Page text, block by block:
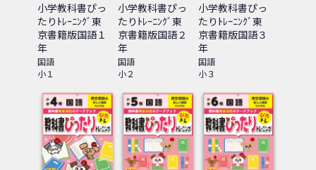
小学教科書ぴっ
たりﾄﾚｰﾆﾝｸﾞ東
京書籍版国語１
年
国語
小１
小学教科書ぴっ
たりﾄﾚｰﾆﾝｸﾞ東
京書籍版国語２
年
国語
小２
小学教科書ぴっ
たりﾄﾚｰﾆﾝｸﾞ東
京書籍版国語３
年
国語
小３